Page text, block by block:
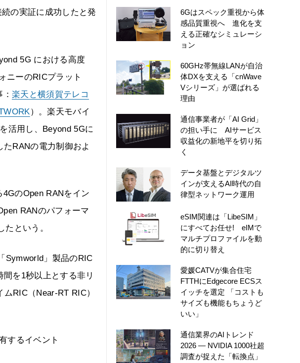
の実証に成功したと発
5G における高度
ニーのRICプラット
楽天と横須賀テレコ
）。楽天モバイ
活用し、Beyond 5Gに
RANの電力制御およ
のOpen RANをイン
RANのパフォーマ
という。
Symworld」製品のRIC
を1秒以上とする非リ
RIC（Near-RT RIC）
するイベント
6Gはスペック重視から体
感品質重視へ 進化を支
える正確なシミュレーシ
ョン
60GHz帯無線LANが自治
体DXを支える「cnWave
Vシリーズ」が選ばれる
理由
通信事業者が「AI Grid」
の担い手に AIサービス
収益化の新地平を切り拓
く
データ基盤とデジタルツ
インが支えるAI時代の自
律型ネットワーク運用
eSIM関連は「LibeSIM」
にすべてお任せ! eIMで
マルチプロファイルを動
的に切り替え
愛媛CATVが集合住宅
FTTHにEdgecore ECSス
イッチを選定 「コストも
サイズも機能もちょうど
いい」
通信業界のAIトレンド
2026 ― NVIDIA 1000社超
調査が捉えた「転換点」